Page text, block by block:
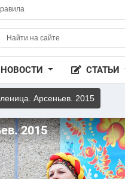
НОВОСТИ СТАТЬИ
Арсеньев. 2015
2015